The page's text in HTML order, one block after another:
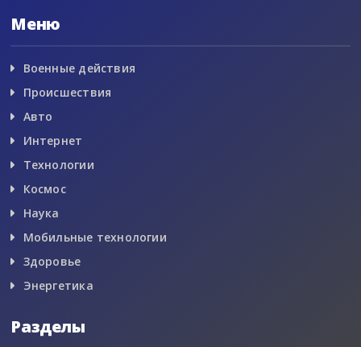
Меню
Военные действия
Происшествия
Авто
Интернет
Технологии
Космос
Наука
Мобильные технологии
Здоровье
Энергетика
Разделы